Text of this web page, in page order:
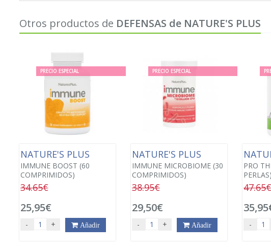
Otros productos de DEFENSAS de NATURE'S PLUS
PRECIO ESPECIAL
NATURE'S PLUS
IMMUNE BOOST (60
COMPRIMIDOS)
34.65€
25,95€
- + Añadir
PRECIO ESPECIAL
NATURE'S PLUS
IMMUNE MICROBIOME (30
COMPRIMIDOS)
38.95€
29,50€
- + Añadir
PRO
PERLAS)
-